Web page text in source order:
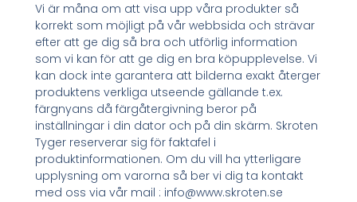
Vi är måna om att visa upp våra produkter så
korrekt som möjligt på vår webbsida och strävar
efter att ge dig så bra och utförlig information
som vi kan för att ge dig en bra köpupplevelse. Vi
kan dock inte garantera att bilderna exakt återger
produktens verkliga utseende gällande t.ex.
färgnyans då färgåtergivning beror på
inställningar i din dator och på din skärm. Skroten
Tyger reserverar sig för faktafel i
produktinformationen. Om du vill ha ytterligare
upplysning om varorna så ber vi dig ta kontakt
med oss via vår mail : info@www.skroten.se